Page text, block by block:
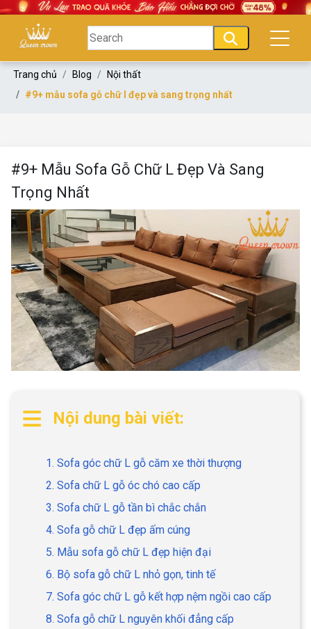
Trang chủ Blog
Nội thất
#9+ mẫu sofa gỗ chữ l đẹp và sang trọng nhất
#9+ Mẫu Sofa Gỗ Chữ L Đẹp Và Sang
Trọng Nhất
Nội dung bài viết:
1. Sofa góc chữ L gỗ căm xe thời thượng
2. Sofa chữ L gỗ óc chó cao cấp
3. Sofa chữ L gỗ tần bì chắc chắn
4. Sofa gỗ chữ L đẹp ấm cúng
5. Mẫu sofa gỗ chữ L đẹp hiện đại
6. Bộ sofa gỗ chữ L nhỏ gọn, tinh tế
7. Sofa góc chữ L gỗ kết hợp nệm ngồi cao cấp
8. Sofa gỗ chữ L nguyên khối đẳng cấp